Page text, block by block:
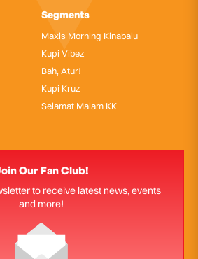
Segments
Maxis Morning Kinabalu
Kupi Vibez
Bah, Atur!
Kupi Kruz
Selamat Malam KK
Our Fan Club!
to receive latest news, events
and more!